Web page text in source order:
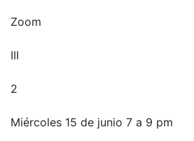
Zoom
III
2
Miércoles 15 de junio 7 a 9 pm